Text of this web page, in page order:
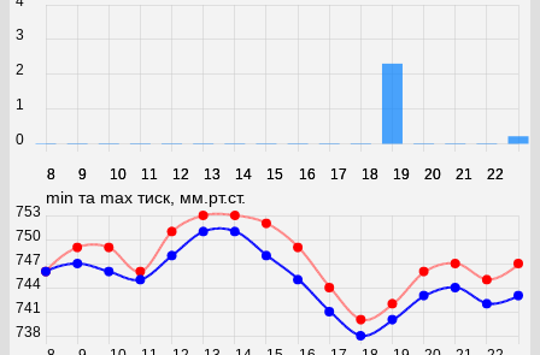
8 9 10 11 12 13 14 15 16 17 18 19 20 21 22
8 9 10 11 12 13 14 15 16 17 18 19 20 21 22
0
1
2
3
min та max тиск, мм.рт.ст.
738
741
744
747
750
753